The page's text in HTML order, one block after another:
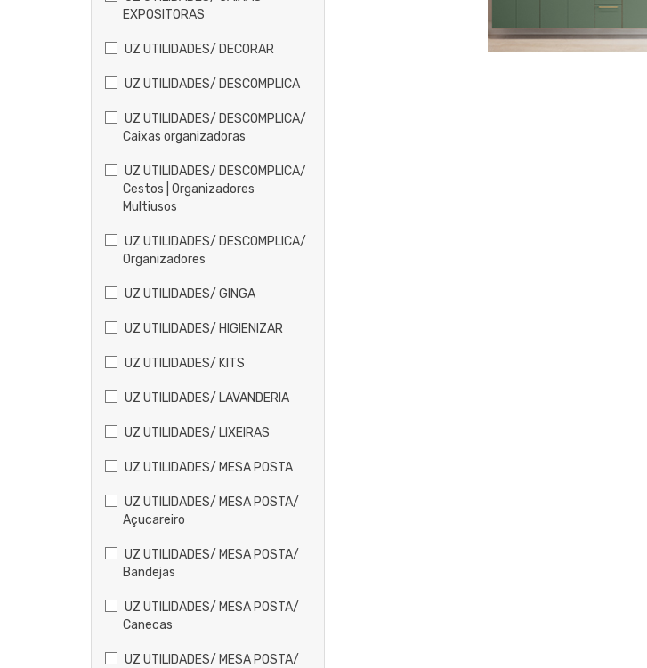
EXPOSITORAS
UZ UTILIDADES/ DECORAR
UZ UTILIDADES/ DESCOMPLICA
UZ UTILIDADES/ DESCOMPLICA/
Caixas organizadoras
UZ UTILIDADES/ DESCOMPLICA/
Cestos | Organizadores
Multiusos
UZ UTILIDADES/ DESCOMPLICA/
Organizadores
UZ UTILIDADES/ GINGA
UZ UTILIDADES/ HIGIENIZAR
UZ UTILIDADES/ KITS
UZ UTILIDADES/ LAVANDERIA
UZ UTILIDADES/ LIXEIRAS
UZ UTILIDADES/ MESA POSTA
UZ UTILIDADES/ MESA POSTA/
Açucareiro
UZ UTILIDADES/ MESA POSTA/
Bandejas
UZ UTILIDADES/ MESA POSTA/
Canecas
UZ UTILIDADES/ MESA POSTA/